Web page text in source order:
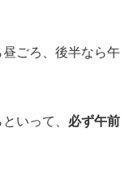
ごろ、後半なら午
いって、 必ず午前